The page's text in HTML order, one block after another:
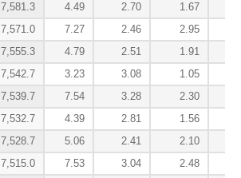
7,581.3
4.49 2.70 1.67
7,571.0
7.27 2.46 2.95
7,555.3
4.79 2.51 1.91
7,542.7
3.23 3.08 1.05
7,539.7
7.54 3.28 2.30
7,532.7
4.39 2.81 1.56
7,528.7
5.06 2.41 2.10
7,515.0
7.53 3.04 2.48